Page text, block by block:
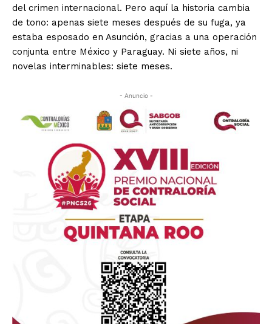
del crimen internacional. Pero aquí la historia cambia
de tono: apenas siete meses después de su fuga, ya
estaba esposado en Asunción, gracias a una operación
conjunta entre México y Paraguay. Ni siete años, ni
novelas interminables: siete meses.
- Anuncio -